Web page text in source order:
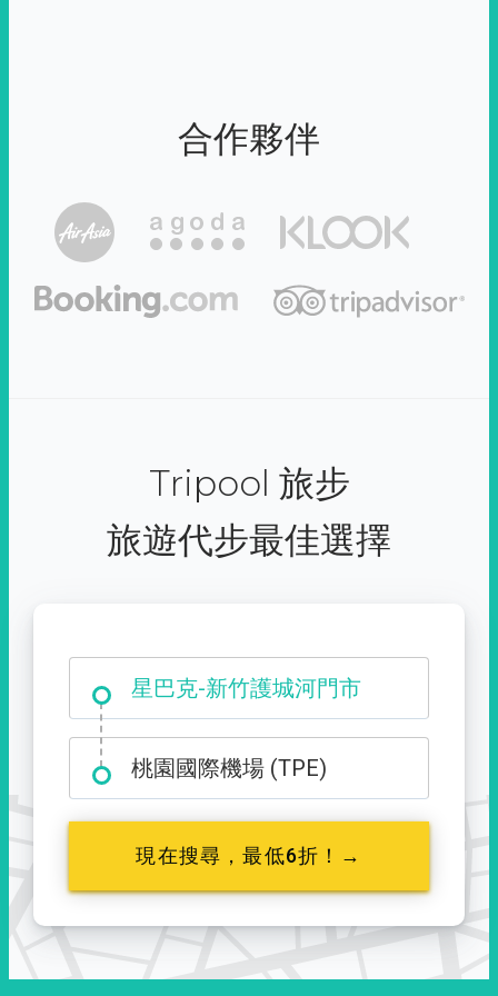
合作夥伴
Tripool 旅步
旅遊代步最佳選擇
大霸尖山登山口
桃園國際機場 (TPE)
現在搜尋，最低6折！→